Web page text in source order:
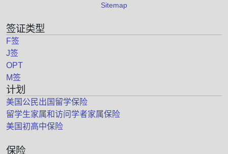
Sitemap
签证类型
F签
J签
OPT
M签
计划
美国公民出国留学保险
留学生家属和访问学者家属保险
美国初高中保险
保险